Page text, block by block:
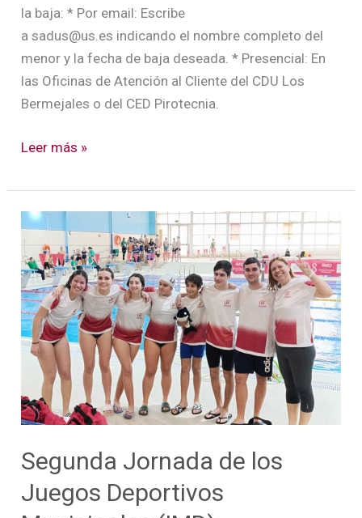
la baja: * Por email: Escribe
a sadus@us.es indicando el nombre completo del
menor y la fecha de baja deseada. * Presencial: En
las Oficinas de Atención al Cliente del CDU Los
Bermejales o del CED Pirotecnia.
Leer más »
Segunda Jornada de los
Juegos Deportivos
Segunda
Jornada
de
los
Juegos
Deportivos
Municipales
(IMD)